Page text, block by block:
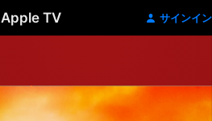
Apple TV サインイン